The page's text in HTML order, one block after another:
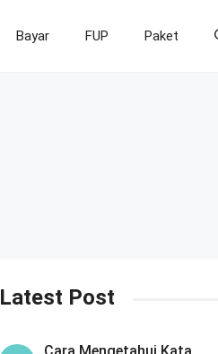
Bayar FUP Paket
Latest Post